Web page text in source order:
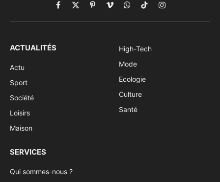
Facebook
X
(Twitter)
PinterestVimeoWhatsApp
TikTokInstagram
ACTUALITÉS
Actu
Sport
Société
Loisirs
Maison
High-Tech
Mode
Ecologie
Culture
Santé
SERVICES
Qui sommes-nous ?